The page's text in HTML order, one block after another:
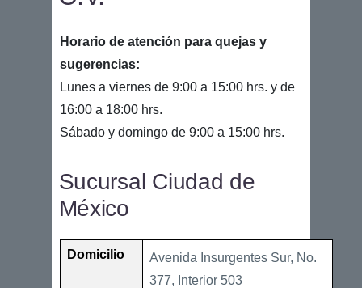
Horario de atención para quejas y
sugerencias:
Lunes a viernes de 9:00 a 15:00 hrs. y de
16:00 a 18:00 hrs.
Sábado y domingo de 9:00 a 15:00 hrs.
Sucursal Ciudad de
México
Domicilio
Avenida Insurgentes Sur, No.
377, Interior 503